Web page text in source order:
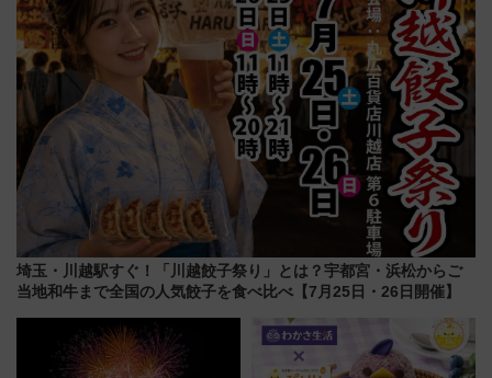
埼玉・川越駅すぐ！「川越餃子祭り」とは？宇都宮・浜松からご
当地和牛まで全国の人気餃子を食べ比べ【7月25日・26日開催】